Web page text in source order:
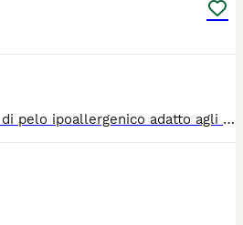
Dolcissimi e affettuosi, batuffoli di pelo ipoallergenico adatto agli allergici. Si cedono abituati a lettiera e tira graffi